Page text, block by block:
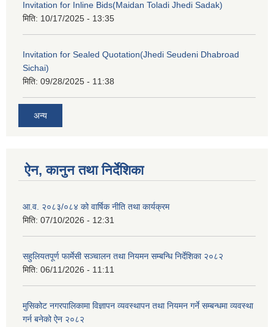
Invitation for Inline Bids(Maidan Toladi Jhedi Sadak)
मिति: 10/17/2025 - 13:35
Invitation for Sealed Quotation(Jhedi Seudeni Dhabroad
Sichai)
मिति: 09/28/2025 - 11:38
अन्य
ऐन, कानुन तथा निर्देशिका
आ.व. २०८३/०८४ को वार्षिक नीति तथा कार्यक्रम
मिति: 07/10/2026 - 12:31
सहुलियतपूर्ण फार्मेसी सञ्चालन तथा नियमन सम्बन्धि निर्देशिका २०८२
मिति: 06/11/2026 - 11:11
मुसिकोट नगरपालिकामा विज्ञापन व्यवस्थापन तथा नियमन गर्ने सम्बन्धमा व्यवस्था
गर्न बनेको ऐन २०८२